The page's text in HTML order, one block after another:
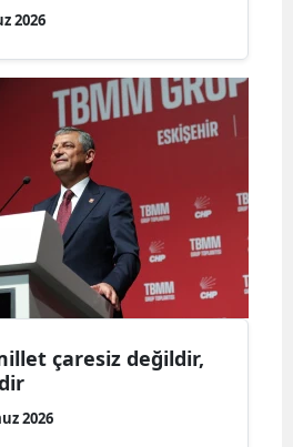
2026
çaresiz değildir,
2026